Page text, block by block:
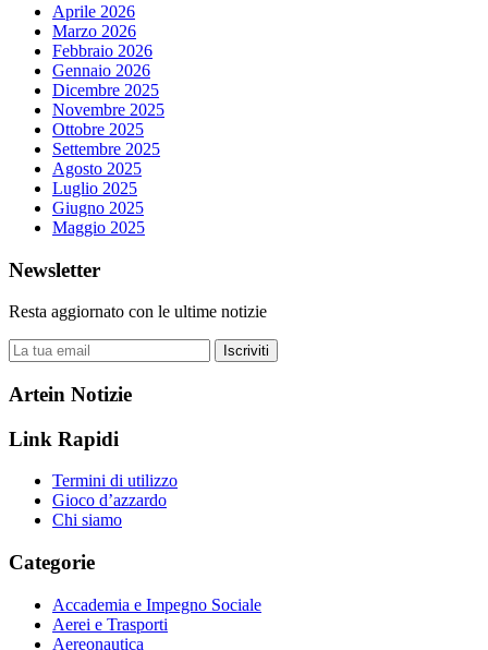
Aprile 2026
Marzo 2026
Febbraio 2026
Gennaio 2026
Dicembre 2025
Novembre 2025
Ottobre 2025
Settembre 2025
Agosto 2025
Luglio 2025
Giugno 2025
Maggio 2025
Newsletter
Resta aggiornato con le ultime notizie
Iscriviti
Artein Notizie
Link Rapidi
Termini di utilizzo
Gioco d’azzardo
Chi siamo
Categorie
Accademia e Impegno Sociale
Aerei e Trasporti
Aereonautica